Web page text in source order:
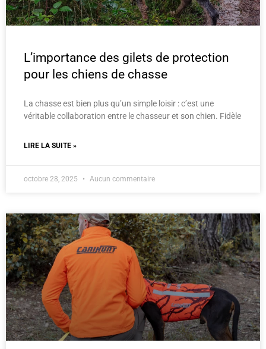
L’importance des gilets de protection
pour les chiens de chasse
La chasse est bien plus qu’un simple loisir : c’est une
véritable collaboration entre le chasseur et son chien. Fidèle
LIRE LA SUITE »
octobre 28, 2025 Aucun commentaire